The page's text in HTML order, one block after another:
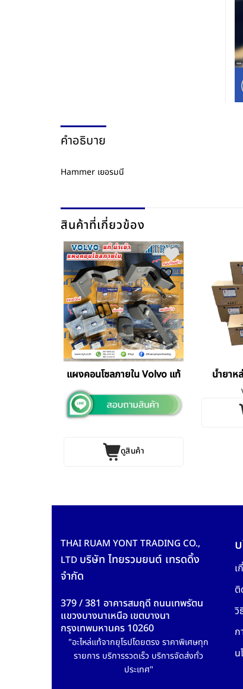
คำอธิบาย
Hammer เยอรมนี
สินค้าที่เกี่ยวข้อง
แผงคอนโซลภายใน Volvo แท้
ดูสินค้า
น้ำยาห
THAI RUAM YONT TRADING CO.,
LTD บริษัท ไทยรวมยนต์ เทรดดิ้ง
จำกัด
379 / 381 อาคารสมฤดี ถนนเทพรัตน
แขวงบางนาเหนือ เขตบางนา
กรุงเทพมหานคร 10260
"อะไหล่แท้จากยุโรปโดยตรง ราคาพิเศษทุก
รายการ บริการรวดเร็ว บริการจัดส่งทั่ว
ประเทศ"
เ
ติ
วิ
ก
น